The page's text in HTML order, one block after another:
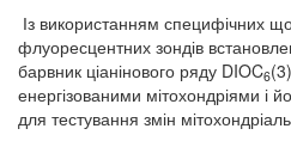
Із використанням специфічних
флуоресцентних зондів
барвник ціанінового ряду DIOC6
енергізованими мітохондріями і
для тестування змін